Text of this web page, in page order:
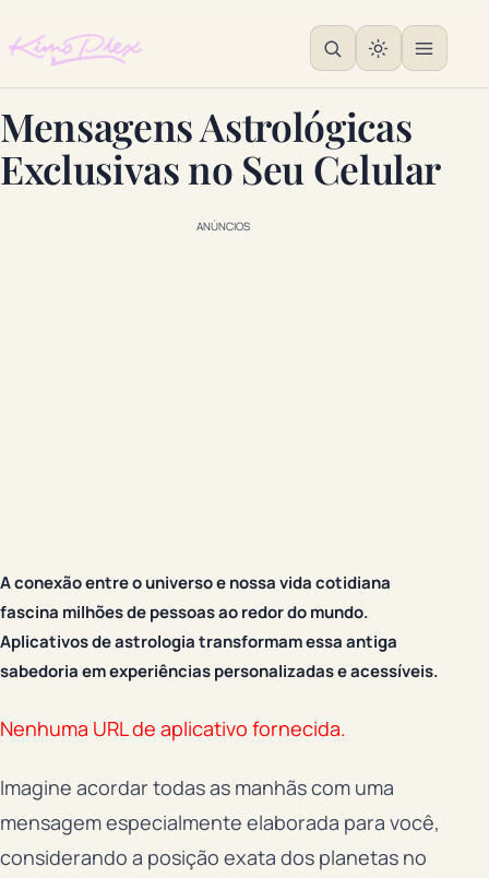
Mensagens Astrológicas
Exclusivas no Seu Celular
ANÚNCIOS
A conexão entre o universo e nossa vida cotidiana
fascina milhões de pessoas ao redor do mundo.
Aplicativos de astrologia transformam essa antiga
sabedoria em experiências personalizadas e acessíveis.
Nenhuma URL de aplicativo fornecida.
Imagine acordar todas as manhãs com uma
mensagem especialmente elaborada para você,
considerando a posição exata dos planetas no